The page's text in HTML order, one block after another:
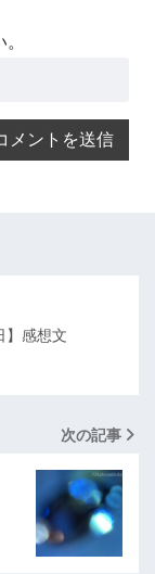
】感想文
次の記事